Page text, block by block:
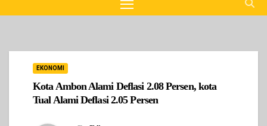
EKONOMI
Kota Ambon Alami Deflasi 2.08 Persen, kota
Tual Alami Deflasi 2.05 Persen